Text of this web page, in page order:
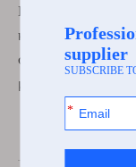
Εάν αφού μας
και δεν συναινείτε
συλλέξουμε τις
μπορείτε να μας